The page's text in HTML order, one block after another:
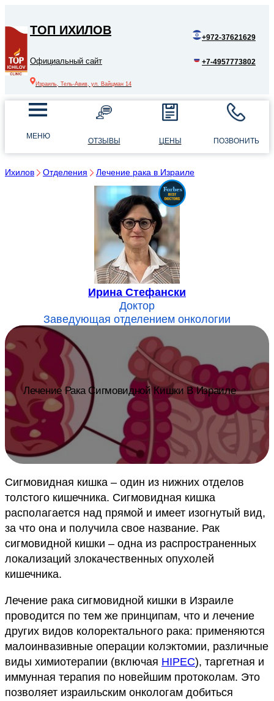
ТОП ИХИЛОВ
Официальный сайт
Израиль, Тель-Авив, ул. Вайцман 14
+972-37621629
+7-4957773802
МЕНЮ
ОТЗЫВЫ ЦЕНЫ ПОЗВОНИТЬ
Ихилов Отделения Лечение рака в Израиле
Ирина Стефански
Доктор
Заведующая отделением онкологии
Лечение Рака Сигмовидной Кишки В Израиле
Сигмовидная кишка – один из нижних отделов
толстого кишечника. Сигмовидная кишка
располагается над прямой и имеет изогнутый вид,
за что она и получила свое название. Рак
сигмовидной кишки – одна из распространенных
локализаций злокачественных опухолей
кишечника.
Лечение рака сигмовидной кишки в Израиле
проводится по тем же принципам, что и лечение
других видов колоректального рака: применяются
малоинвазивные операции колэктомии, различные
виды химиотерапии (включая HIPEC), таргетная и
иммунная терапия по новейшим протоколам. Это
позволяет израильским онкологам добиться